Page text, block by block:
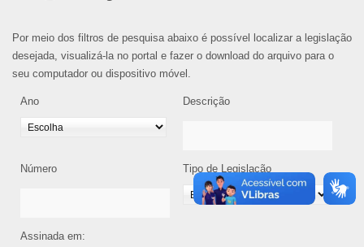
Por meio dos filtros de pesquisa abaixo é possível localizar a legislação
desejada, visualizá-la no portal e fazer o download do arquivo para o
seu computador ou dispositivo móvel.
Ano Descrição
Número Tipo de Legislação
Assinada em: